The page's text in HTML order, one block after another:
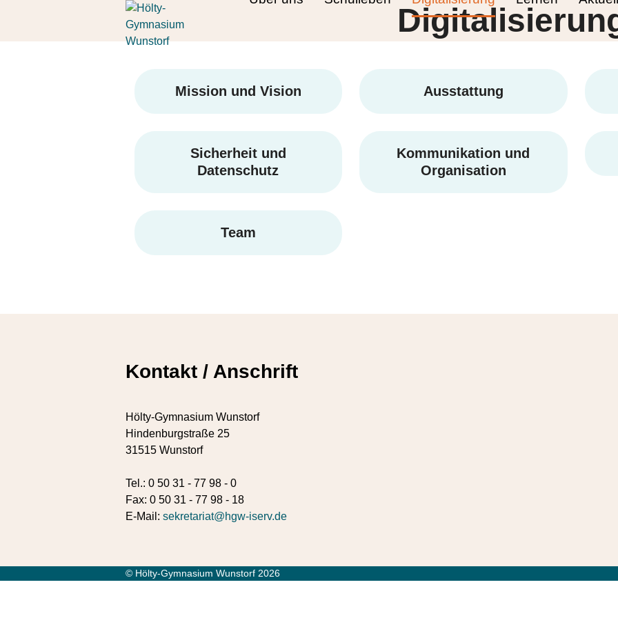
Open
mobile
Close
mobile
Mission und Vision Ausstattung
Sicherheit und
Datenschutz
Kommunikation und
Organisation
Team
Kontakt / Anschrift
Hölty-Gymnasium Wunstorf
Hindenburgstraße 25
31515 Wunstorf
Tel.: 0 50 31 - 77 98 - 0
Fax: 0 50 31 - 77 98 - 18
E-Mail: sekretariat@hgw-iserv.de
© Hölty-Gymnasium Wunstorf 2026